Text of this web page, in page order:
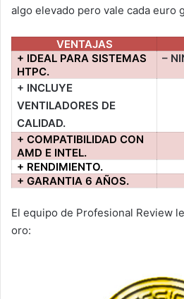
algo elevado pero vale cada euro
VENTAJAS
+ IDEAL PARA SISTEMAS
HTPC.
–
+ INCLUYE
VENTILADORES DE
CALIDAD.
+ COMPATIBILIDAD CON
AMD E INTEL.
+ RENDIMIENTO.
+ GARANTIA 6 AÑOS.
El equipo de Profesional Review
oro: